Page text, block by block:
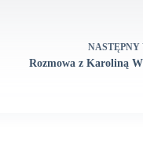
NASTĘPNY
Rozmowa z Karoliną